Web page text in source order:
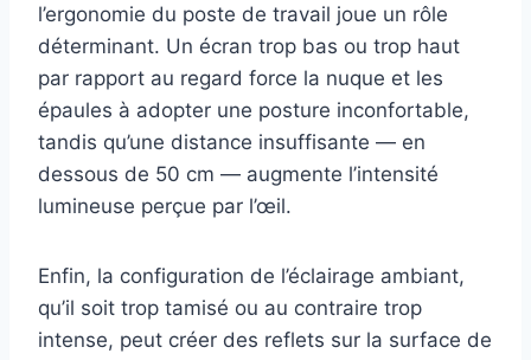
l’ergonomie du poste de travail joue un rôle
déterminant. Un écran trop bas ou trop haut
par rapport au regard force la nuque et les
épaules à adopter une posture inconfortable,
tandis qu’une distance insuffisante — en
dessous de 50 cm — augmente l’intensité
lumineuse perçue par l’œil.
Enfin, la configuration de l’éclairage ambiant,
qu’il soit trop tamisé ou au contraire trop
intense, peut créer des reflets sur la surface de